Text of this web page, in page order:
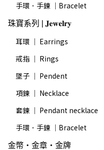
手環．手鍊 ｜Bracelet
珠寶系列 | 𝐉𝐞𝐰𝐞𝐥𝐫𝐲
耳環 ｜ Earrings
戒指 ｜ Rings
墜子 ｜ Pendent
項鍊 ｜ Necklace
套鍊 ｜ Pendant necklace
手環．手鍊 ｜Bracelet
金幣・金章・金牌